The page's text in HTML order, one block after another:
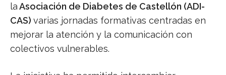
laAsociación de Diabetes de Castellón (ADI-
CAS) varias jornadas formativas centradas en
mejorar la atención y la comunicación con
colectivos vulnerables.